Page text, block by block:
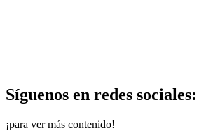
Síguenos en redes sociales:
¡para ver más contenido!